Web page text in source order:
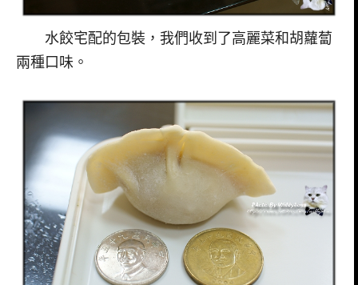
水餃宅配的包裝，我們收到了高麗菜和胡蘿蔔
兩種口味。